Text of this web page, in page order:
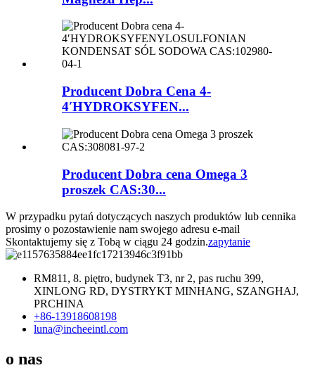
Producent Dobra Cena 4-
4′HYDROKSYFEN...
Producent Dobra cena Omega 3
proszek CAS:30...
W przypadku pytań dotyczących naszych produktów lub cennika
prosimy o pozostawienie nam swojego adresu e-mail
Skontaktujemy się z Tobą w ciągu 24 godzin.zapytanie
RM811, 8. piętro, budynek T3, nr 2, pas ruchu 399,
XINLONG RD, DYSTRYKT MINHANG, SZANGHAJ,
PRCHINA
+86-13918608198
luna@incheeintl.com
o nas